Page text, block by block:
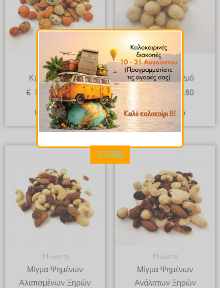
Ξηροί Καρποί
Κράκερ Ρυζιού
€ 1.79 – €17.90
Quick View
Ξηροί Καρποί
Μακαντάμια Ωμό
€ 4.28 – 42.80
Quick View
Μίγματα
Μίγμα Ψημένων
Αλατισμένων Ξηρών
Price
range:
through
Μίγματα
Μίγμα Ψημένων
Ανάλατων Ξηρών
through
€ 32.90
CLOSE